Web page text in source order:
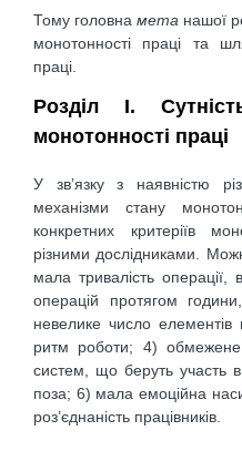
Тому головна мета нашої
монотонності праці та
праці.
Розділ І.
монотонності праці
У зв’язку з наявністю
механізми стану
конкретних критеріїв
різними дослідниками.
мала тривалість операції,
операцій протягом
невелике число
ритм роботи; 4) обмежене
систем, що беруть участь
поза; 6) мала емоційна
роз’єднаність працівників.